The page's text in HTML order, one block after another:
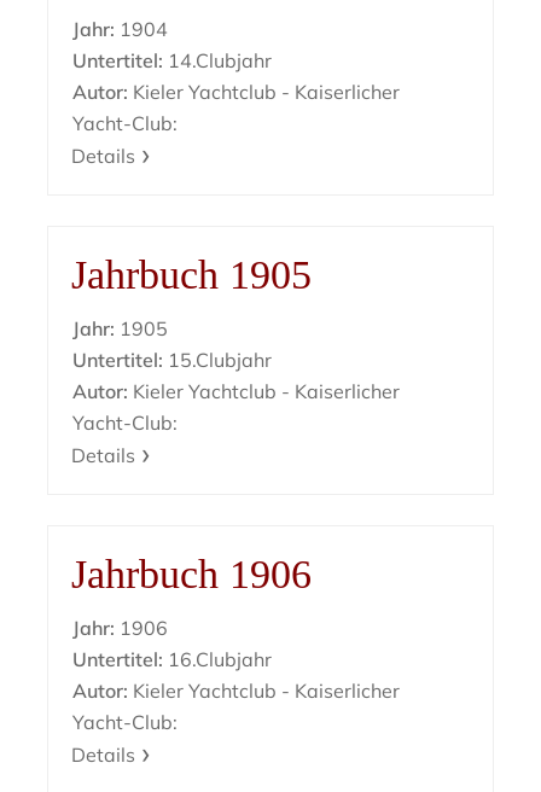
Jahr: 1904
Untertitel: 14.Clubjahr
Autor: Kieler Yachtclub - Kaiserlicher
Yacht-Club:
Details
Jahrbuch 1905
Jahr: 1905
Untertitel: 15.Clubjahr
Autor: Kieler Yachtclub - Kaiserlicher
Yacht-Club:
Details
Jahrbuch 1906
Jahr: 1906
Untertitel: 16.Clubjahr
Autor: Kieler Yachtclub - Kaiserlicher
Yacht-Club:
Details